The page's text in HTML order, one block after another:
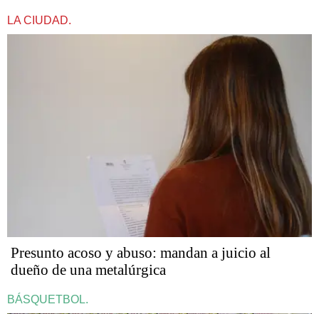
LA CIUDAD.
Presunto acoso y abuso: mandan a juicio al
dueño de una metalúrgica
BÁSQUETBOL.